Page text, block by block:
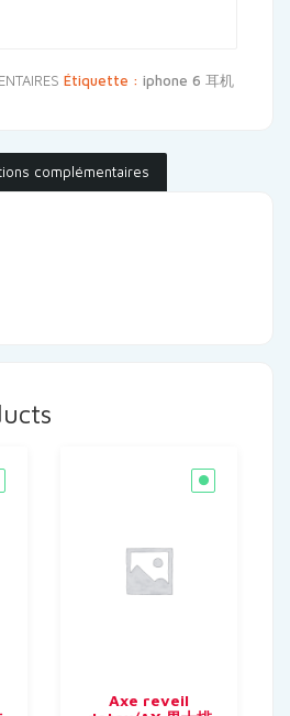
Étiquette : iphone 6 耳机
complémentaires
Axe reveil